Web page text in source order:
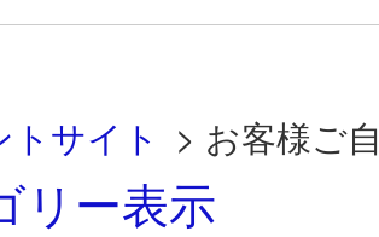
サイト > お客様ご
リー表示